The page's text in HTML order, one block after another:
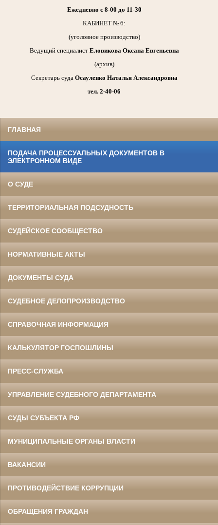
Ежедневно с 8-00 до 11-30
КАБИНЕТ № 6:
(уголовное производство)
Ведущий специалист Еловикова Оксана Евгеньевна
(архив)
Секретарь суда Осауленко Наталья Александровна
тел. 2-40-06
ГЛАВНАЯ
ПОДАЧА ПРОЦЕССУАЛЬНЫХ ДОКУМЕНТОВ В
ЭЛЕКТРОННОМ ВИДЕ
О СУДЕ
ТЕРРИТОРИАЛЬНАЯ ПОДСУДНОСТЬ
СУДЕЙСКОЕ СООБЩЕСТВО
НОРМАТИВНЫЕ АКТЫ
ДОКУМЕНТЫ СУДА
СУДЕБНОЕ ДЕЛОПРОИЗВОДСТВО
СПРАВОЧНАЯ ИНФОРМАЦИЯ
КАЛЬКУЛЯТОР ГОСПОШЛИНЫ
ПРЕСС-СЛУЖБА
УПРАВЛЕНИЕ СУДЕБНОГО ДЕПАРТАМЕНТА
СУДЫ СУБЪЕКТА РФ
МУНИЦИПАЛЬНЫЕ ОРГАНЫ ВЛАСТИ
ВАКАНСИИ
ПРОТИВОДЕЙСТВИЕ КОРРУПЦИИ
ОБРАЩЕНИЯ ГРАЖДАН